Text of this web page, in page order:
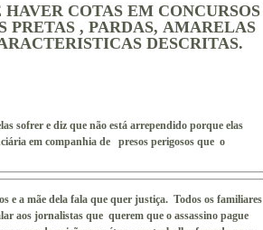
COTAS EM CONCURSOS
PRETAS , PARDAS, AMARELAS
DESCRITAS.
sofrer e diz que não está arrependido porque elas
em companhia de presos perigosos que o
e a mãe dela fala que quer justiça. Todos os familiares
aos jornalistas que querem que o assassino pague